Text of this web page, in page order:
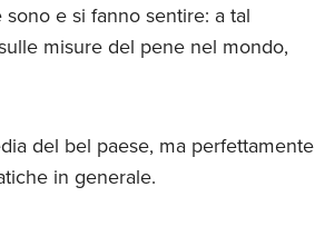
e si fanno sentire: a tal
misure del pene nel mondo,
del bel paese, ma perfettamente
in generale.